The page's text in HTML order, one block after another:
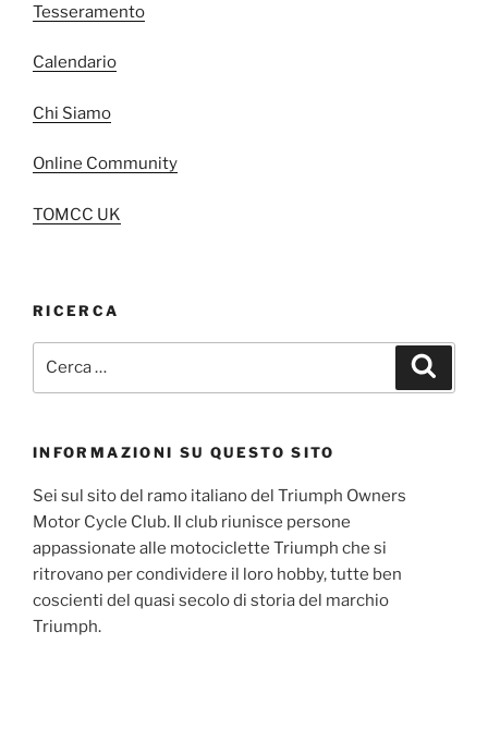
Tesseramento
Calendario
Chi Siamo
Online Community
TOMCC UK
RICERCA
INFORMAZIONI SU QUESTO SITO
Sei sul sito del ramo italiano del Triumph Owners
Motor Cycle Club. Il club riunisce persone
appassionate alle motociclette Triumph che si
ritrovano per condividere il loro hobby, tutte ben
coscienti del quasi secolo di storia del marchio
Triumph.